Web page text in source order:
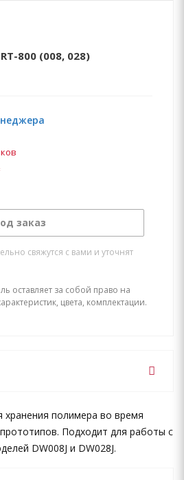
800 (008, 028)
заказ
свяжутся с вами и уточнят
оставляет за собой право на
цвета, комплектации.
хранения полимера во время
Подходит для работы с
DW008J и DW028J.